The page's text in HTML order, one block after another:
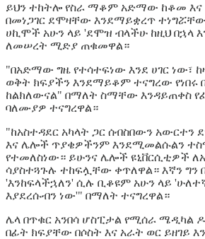
ይህን ተከትሎ የስራ ማቆም አድማው ከቆመ እና
በመነጋገር ደሞዛቸው እንደማይቋረጥ ተነግሯቸው
ሀኪሞች አሁን ላይ 'ደሞዝ ብላችሁ ከዚህ በኋላ
ለመሠረት ሚድያ ጠቁመዋል።
"በአድማው ግዜ የተሳተፍነው እንደ ሀገር ነው፣ ከዛ
ወቅት ክፍያችን እንደማይቆም ተናግረው የነበሩ
ከልክለውናል" በማለት ስማቸው እንዳይጠቀስ
ባለሙያዎ ተናግረዋል።
"ከአስተዳደር አካላት ጋር ሰብስበውን አውርተን
እና ሌሎች ጥያቄዎችንም እንደሚመልሱልን
የተመለስነው። ይሁንና ሌሎች ዩኒቨርሲቲዎች
ሳያስተጓጉሉ ተከፍሏቸው ቀጥለዋል። እኛን ግን
'እንከፍላችኋለን' ሲሉ ቢቆዩም አሁን ላይ
እያደረሱብን ነው'" በማለት ተናግረዋል።
ሌላ በጥቁር አንበሳ ሆስፒታል የሚሰራ ሜዲካል
በፊት ክፍያቸው በሶስት እና አራት ወር ይዘገይ